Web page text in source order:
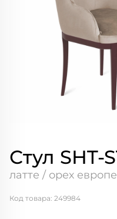
Стул SHT-
латте / орех
Код товара: 249984